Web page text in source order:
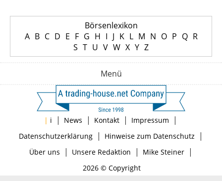
Börsenlexikon
A B C D E F G H I J K L M N O P Q R
S T U V W X Y Z
Menü
| i | News | Kontakt | Impressum |
Datenschutzerklärung| Hinweise zum Datenschutz |
Über uns | Unsere Redaktion | Mike Steiner|
2026 © Copyright